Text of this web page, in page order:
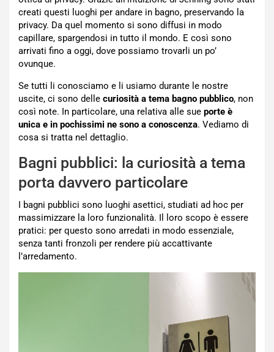
creati questi luoghi per andare in bagno, preservando la
privacy. Da quel momento si sono diffusi in modo
capillare, spargendosi in tutto il mondo. E così sono
arrivati fino a oggi, dove possiamo trovarli un po’
ovunque.
Se tutti li conosciamo e li usiamo durante le nostre
uscite, ci sono delle curiosità a tema bagno pubblico, non
così note. In particolare, una relativa alle sue porte è
unica e in pochissimi ne sono a conoscenza. Vediamo di
cosa si tratta nel dettaglio.
Bagni pubblici: la curiosità a tema
porta davvero particolare
I bagni pubblici sono luoghi asettici, studiati ad hoc per
massimizzare la loro funzionalità. Il loro scopo è essere
pratici: per questo sono arredati in modo essenziale,
senza tanti fronzoli per rendere più accattivante
l’arredamento.